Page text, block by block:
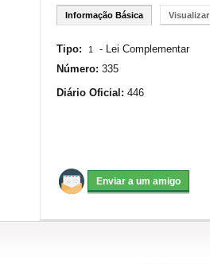
Informação Básica Visualizar
Tipo: 1 - Lei Complementar
Número: 335
Diário Oficial: 446